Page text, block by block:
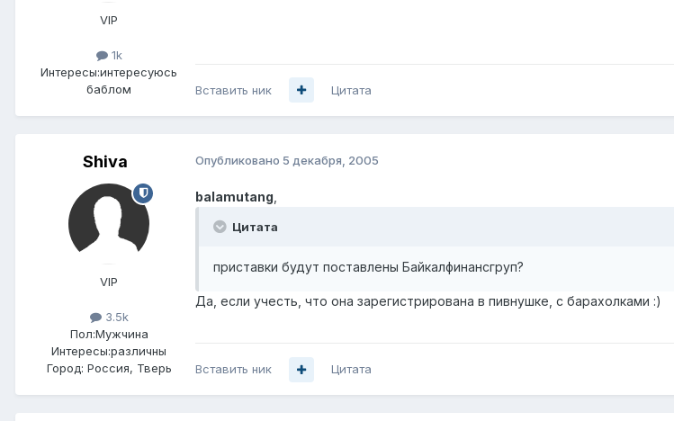
VIP
1k
Интересы:интересуюсь
баблом
Вставить ник Цитата
Shiva
VIP
3.5k
Пол:Мужчина
Интересы:различны
Город: Россия, Тверь
Опубликовано 5 декабря, 2005
balamutang
Цитата
приставки будут поставлены Байкалфинансгруп?
Да, если учесть, что она зарегистрирована в пивнушке, с барахолками :)
Вставить ник Цитата